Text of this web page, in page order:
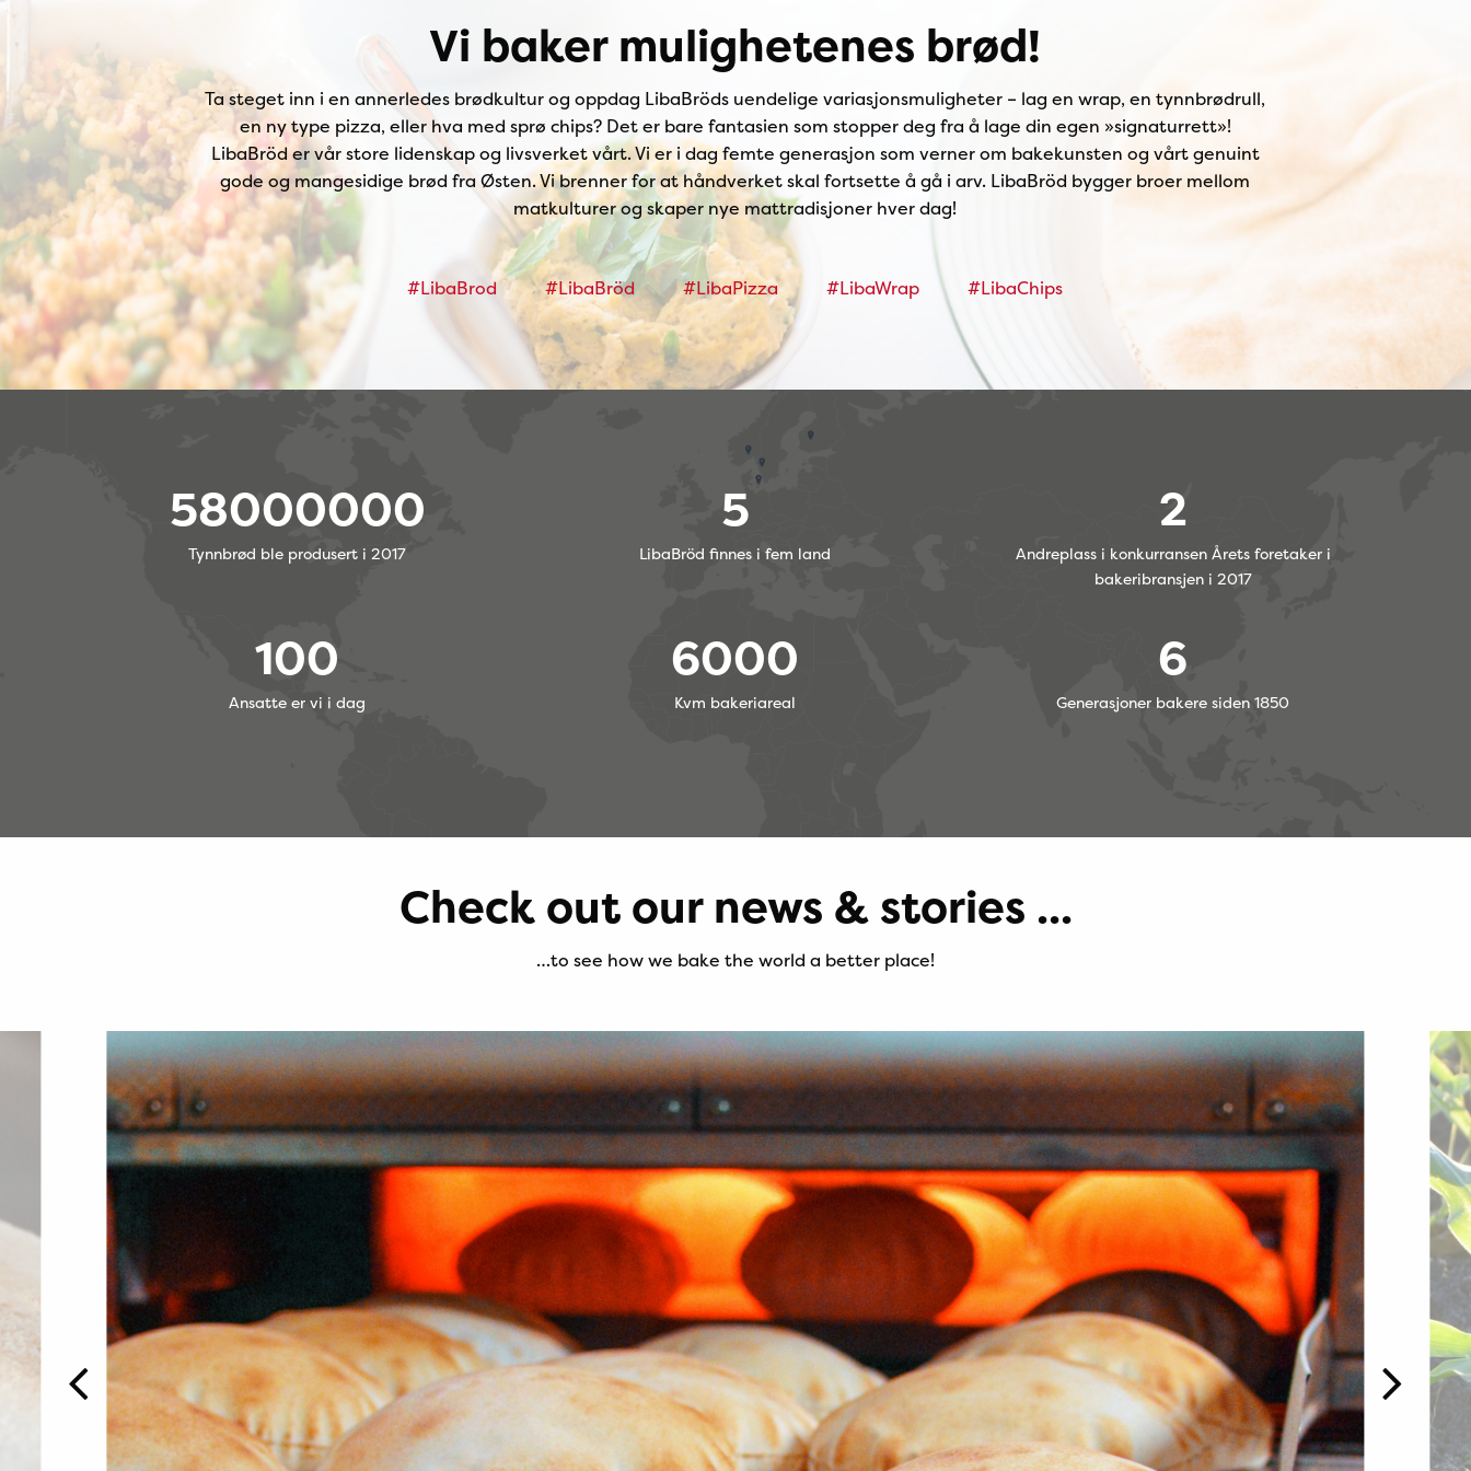
Vi baker mulighetenes brød!
Ta steget inn i en annerledes brødkultur og oppdag LibaBröds uendelige variasjonsmuligheter – lag en wrap, en tynnbrødrull,
en ny type pizza, eller hva med sprø chips? Det er bare fantasien som stopper deg fra å lage din egen »signaturrett»!
LibaBröd er vår store lidenskap og livsverket vårt. Vi er i dag femte generasjon som verner om bakekunsten og vårt genuint
gode og mangesidige brød fra Østen. Vi brenner for at håndverket skal fortsette å gå i arv. LibaBröd bygger broer mellom
matkulturer og skaper nye mattradisjoner hver dag!
#LibaBrod #LibaBröd #LibaPizza #LibaWrap #LibaChips
58000000
Tynnbrød ble produsert i 2017
5
LibaBröd finnes i fem land
2
Andreplass i konkurransen Årets foretaker i
bakeribransjen i 2017
100
Ansatte er vi i dag
6000
Kvm bakeriareal
6
Generasjoner bakere siden 1850
Check out our news & stories ...
…to see how we bake the world a better place!